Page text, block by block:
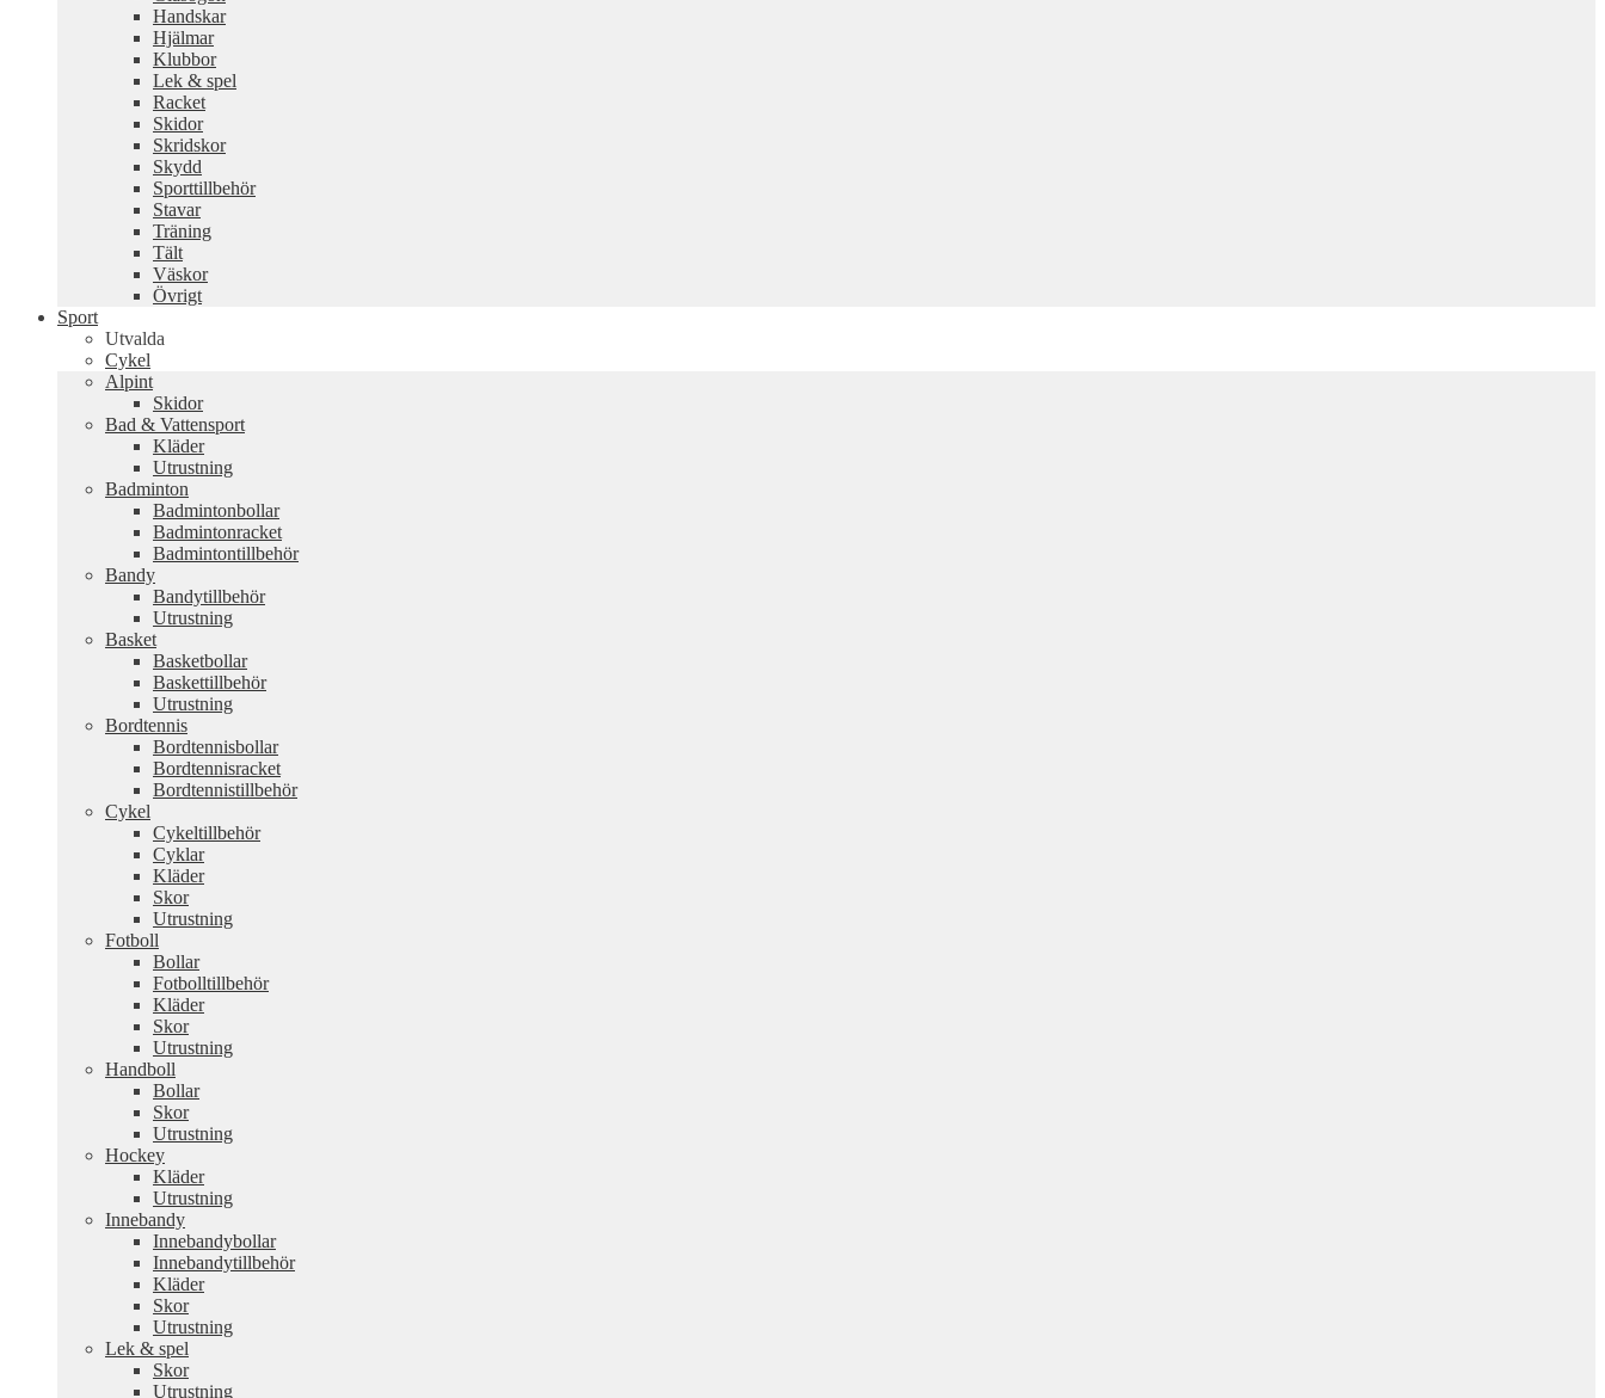
Handskar
Hjälmar
Klubbor
Lek & spel
Racket
Skidor
Skridskor
Skydd
Sporttillbehör
Stavar
Träning
Tält
Väskor
Övrigt
Sport
Utvalda
Cykel
Alpint
Skidor
Bad & Vattensport
Kläder
Utrustning
Badminton
Badmintonbollar
Badmintonracket
Badmintontillbehör
Bandy
Bandytillbehör
Utrustning
Basket
Basketbollar
Baskettillbehör
Utrustning
Bordtennis
Bordtennisbollar
Bordtennisracket
Bordtennistillbehör
Cykel
Cykeltillbehör
Cyklar
Kläder
Skor
Utrustning
Fotboll
Bollar
Fotbolltillbehör
Kläder
Skor
Utrustning
Handboll
Bollar
Skor
Utrustning
Hockey
Kläder
Utrustning
Innebandy
Innebandybollar
Innebandytillbehör
Kläder
Skor
Utrustning
Lek & spel
Skor
Utrustning